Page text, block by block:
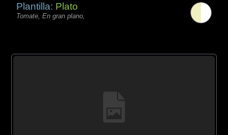
Plantilla: Plato
Tomate, En gran plano,